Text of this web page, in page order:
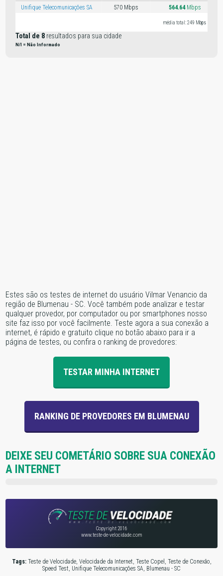
Unifique Telecomunicações SA
570 Mbps 564.64Mbps
média total: 249 Mbps
Total de 8 resultados para sua cidade
N/I = Não Informado
Estes são os testes de internet do usuário Vilmar Venancio da
região de Blumenau - SC. Você também pode analizar e testar
qualquer provedor, por computador ou por smartphones nosso
site faz isso por você facilmente. Teste agora a sua conexão a
internet, é rápido e gratuito clique no botão abaixo para ir a
página de testes, ou confira o ranking de provedores:
TESTAR MINHA INTERNET
RANKING DE PROVEDORES EM BLUMENAU
DEIXE SEU COMETÁRIO SOBRE SUA CONEXÃO
A INTERNET
Copyright 2016
www.teste-de-velocidade.com
Tags:Teste de Velocidade, Velocidade da Internet, Teste Copel, Teste de Conexão,
Speed Test, Unifique Telecomunicações SA, Blumenau - SC